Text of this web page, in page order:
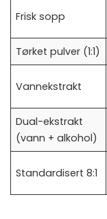
Frisk sopp
Tørket pulver (1:1)
Vannekstrakt
Dual-ekstrakt
(vann + alkohol)
Standardisert 8:1